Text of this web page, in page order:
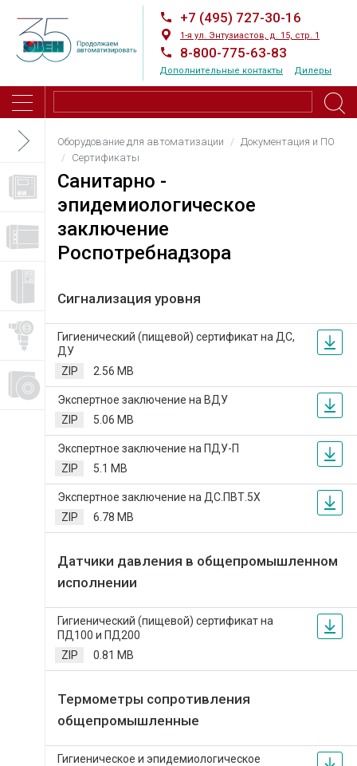
+7 (495) 727-30-16
1-я ул. Энтузиастов, д. 15, стр. 1
8-800-775-63-83
Дополнительные контакты Дилеры
Оборудование для автоматизации
Документация и ПО
Сертификаты
Санитарно -
эпидемиологическое
заключение
Роспотребнадзора
Сигнализация уровня
Гигиенический (пищевой) сертификат на ДС,
ДУ
ZIP
2.56 MB
Экспертное заключение на ВДУ
ZIP
5.06 MB
Экспертное заключение на ПДУ-П
ZIP
5.1 MB
Экспертное заключение на ДС.ПВТ.5Х
ZIP
6.78 MB
Датчики давления в общепромышленном
исполнении
Гигиенический (пищевой) сертификат на
ПД100 и ПД200
ZIP
0.81 MB
Термометры сопротивления
общепромышленные
Гигиеническое и эпидемиологическое